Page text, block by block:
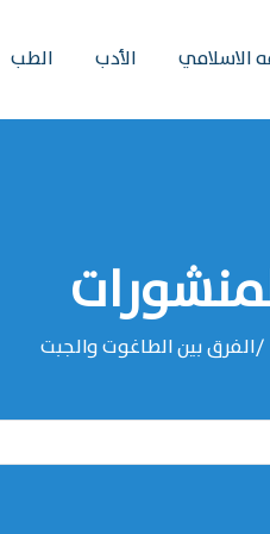
الاسلامي الأدب الطب
الفرق بين الطاغوت والجبت